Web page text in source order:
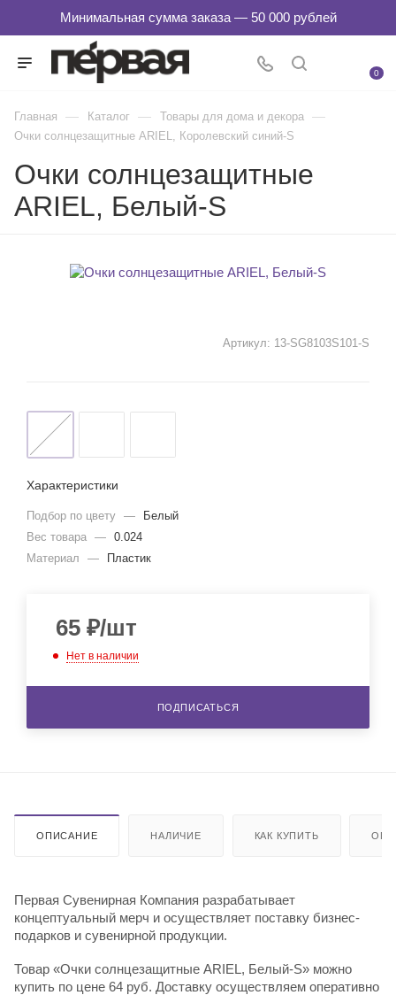
0
Главная — Каталог — Товары для дома и декора —
Очки солнцезащитные ARIEL, Королевский синий-S
Очки солнцезащитные
ARIEL, Белый-S
Артикул: 13-SG8103S101-S
Характеристики
Подбор по цвету —
Белый
Вес товара — 0.024
Материал
— Пластик
65 ₽/шт
Нет в наличии
ПОДПИСАТЬСЯ
ОПИСАНИЕ НАЛИЧИЕ КАК КУПИТЬ
Первая Сувенирная Компания разрабатывает
концептуальный мерч и осуществляет поставку бизнес-
подарков и сувенирной продукции.
Товар «Очки солнцезащитные ARIEL, Белый-S» можно
купить по цене 64 руб. Доставку осуществляем оперативно